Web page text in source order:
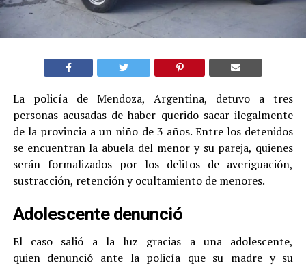
La policía de Mendoza, Argentina, detuvo a tres
personas acusadas de haber querido sacar ilegalmente
de la provincia a un niño de 3 años. Entre los detenidos
se encuentran la abuela del menor y su pareja, quienes
serán formalizados por los delitos de averiguación,
sustracción, retención y ocultamiento de menores.
Adolescente denunció
El caso salió a la luz gracias a una adolescente,
quien denunció ante la policía que su madre y su